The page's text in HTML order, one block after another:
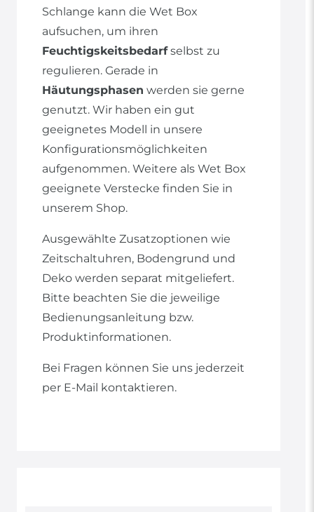
Schlange kann die Wet Box
aufsuchen, um ihren
Feuchtigskeitsbedarfselbst zu
regulieren. Gerade in
Häutungsphasen werden sie gerne
genutzt. Wir haben ein gut
geeignetes Modell in unsere
Konfigurationsmöglichkeiten
aufgenommen. Weitere als Wet Box
geeignete Verstecke finden Sie in
unserem Shop.
Ausgewählte Zusatzoptionen wie
Zeitschaltuhren, Bodengrund und
Deko werden separat mitgeliefert.
Bitte beachten Sie die jeweilige
Bedienungsanleitung bzw.
Produktinformationen.
Bei Fragen können Sie uns jederzeit
per E-Mail kontaktieren.